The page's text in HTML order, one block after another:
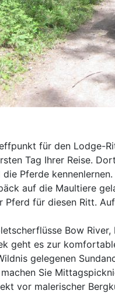
für den Lodge-
Tag Ihrer Reise.
Pferde
auf die Maultiere
Pferd für diesen Ritt.
Bow River,
geht es zur
gelegenen
Sie
vor malerischer